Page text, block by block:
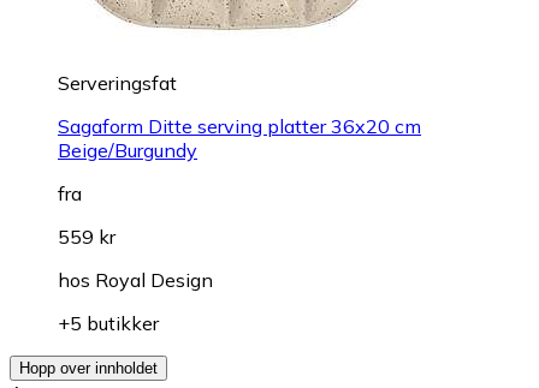
Serveringsfat
Sagaform Ditte serving platter 36x20 cm
Beige/Burgundy
fra
559 kr
hos Royal Design
+5 butikker
Hopp over innholdet